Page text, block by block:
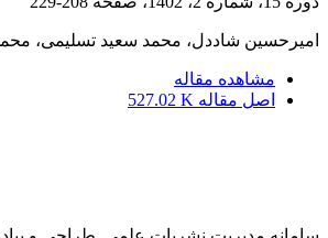
امیرحسین شاددل، محمد سعید تسلیمی،
مشاهده مقاله
اصل مقاله 527.02 K